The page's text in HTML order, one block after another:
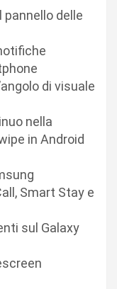
delle
di visuale
nella
in Android
Smart Stay e
sul Galaxy